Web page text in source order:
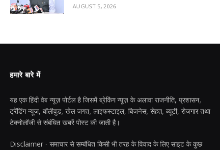
AUGUST 5, 2026
हमारे बारे में
यह एक हिंदी वेब न्यूज़ पोर्टल है जिसमें ब्रेकिंग न्यूज़ के अलावा राजनीति, प्रशासन,
ट्रेंडिंग न्यूज, बॉलीवुड, खेल जगत, लाइफस्टाइल, बिजनेस, सेहत, ब्यूटी, रोजगार तथा
टेक्नोलॉजी से संबंधित खबरें पोस्ट की जाती है।
Disclaimer - समाचार से सम्बंधित किसी भी तरह के विवाद के लिए साइट के कुछ